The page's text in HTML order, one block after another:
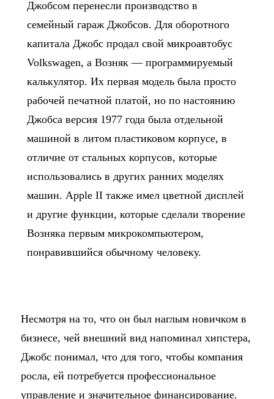
Джобсом перенесли производство в
семейный гараж Джобсов. Для оборотного
капитала Джобс продал свой микроавтобус
Volkswagen, а Возняк — программируемый
калькулятор. Их первая модель была просто
рабочей печатной платой, но по настоянию
Джобса версия 1977 года была отдельной
машиной в литом пластиковом корпусе, в
отличие от стальных корпусов, которые
использовались в других ранних моделях
машин. Apple II также имел цветной дисплей
и другие функции, которые сделали творение
Возняка первым микрокомпьютером,
понравившийся обычному человеку.
Несмотря на то, что он был наглым новичком в
бизнесе, чей внешний вид напоминал хипстера,
Джобс понимал, что для того, чтобы компания
росла, ей потребуется профессиональное
управление и значительное финансирование.